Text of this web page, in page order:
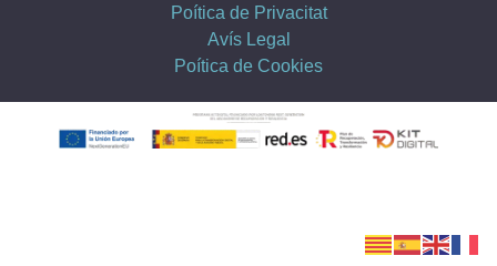
Poítica de Privacitat
Avís Legal
Poítica de Cookies